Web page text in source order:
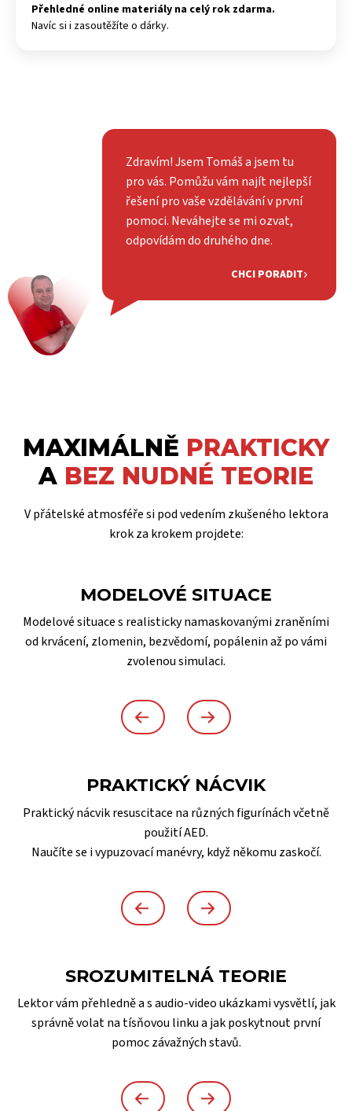
Přehledné online materiály na celý rok zdarma.
Navíc si i zasoutěžíte o dárky.
Zdravím! Jsem Tomáš a jsem tu
pro vás. Pomůžu vám najít nejlepší
řešení pro vaše vzdělávání v první
pomoci. Neváhejte se mi ozvat,
odpovídám do druhého dne.
CHCI PORADIT
MAXIMÁLNĚ PRAKTICKY
A BEZ NUDNÉ TEORIE
V přátelské atmosféře si pod vedením zkušeného lektora
krok za krokem projdete:
MODELOVÉ SITUACE
Modelové situace s realisticky namaskovanými zraněními
od krvácení, zlomenin, bezvědomí, popálenin až po vámi
zvolenou simulaci.
PRAKTICKÝ NÁCVIK
Praktický nácvik resuscitace na různých figurínách včetně
použití AED.
Naučíte se i vypuzovací manévry, když někomu zaskočí.
SROZUMITELNÁ TEORIE
Lektor vám přehledně a s audio-video ukázkami vysvětlí, jak
správně volat na tísňovou linku a jak poskytnout první
pomoc závažných stavů.